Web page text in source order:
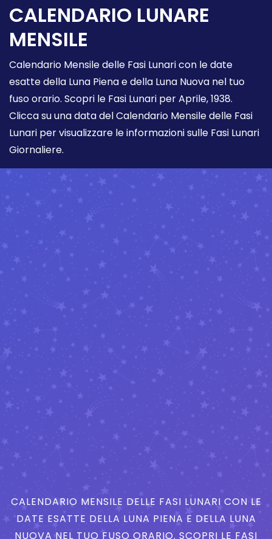
CALENDARIO LUNARE
MENSILE
Calendario Mensile delle Fasi Lunari con le date
esatte della Luna Piena e della Luna Nuova nel tuo
fuso orario. Scopri le Fasi Lunari per Aprile, 1938.
Clicca su una data del Calendario Mensile delle Fasi
Lunari per visualizzare le informazioni sulle Fasi Lunari
Giornaliere.
CALENDARIO MENSILE DELLE FASI LUNARI CON LE
DATE ESATTE DELLA LUNA PIENA E DELLA LUNA
NUOVA NEL TUO FUSO ORARIO. SCOPRI LE FASI